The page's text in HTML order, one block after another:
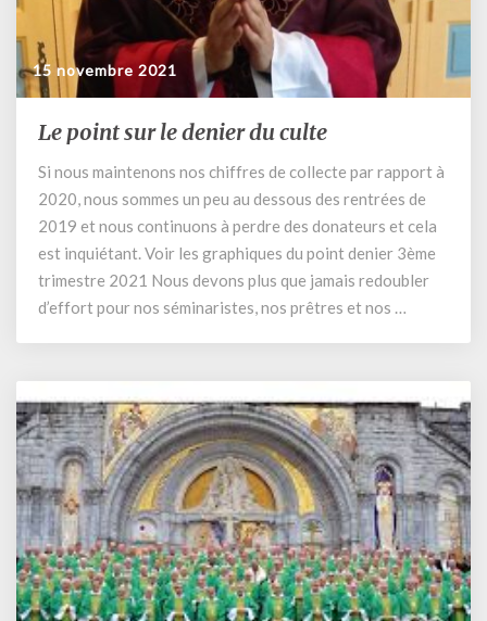
15 novembre 2021
Le
sur
le
denier
du
culte
Le point sur le denier du culte
Si nous maintenons nos chiffres de collecte par rapport à
2020, nous sommes un peu au dessous des rentrées de
2019 et nous continuons à perdre des donateurs et cela
est inquiétant. Voir les graphiques du point denier 3ème
trimestre 2021 Nous devons plus que jamais redoubler
d’effort pour nos séminaristes, nos prêtres et nos …